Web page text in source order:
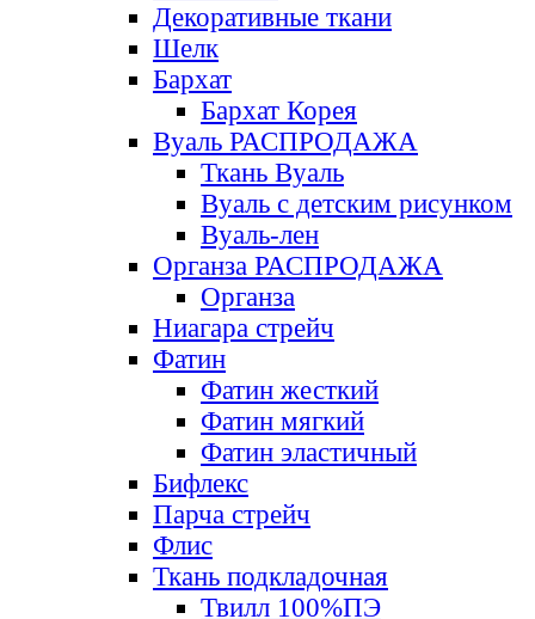
Декоративные ткани
Шелк
Бархат
Бархат Корея
Вуаль РАСПРОДАЖА
Ткань Вуаль
Вуаль с детским рисунком
Вуаль-лен
Органза РАСПРОДАЖА
Органза
Ниагара стрейч
Фатин
Фатин жесткий
Фатин мягкий
Фатин элаcтичный
Бифлекс
Парча стрейч
Флис
Ткань подкладочная
Твилл 100%ПЭ